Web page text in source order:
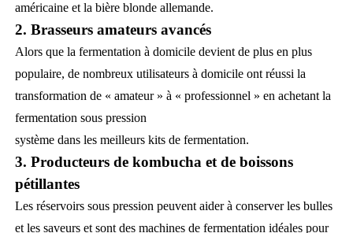
américaine et la bière blonde allemande.
2. Brasseurs amateurs avancés
Alors que la fermentation à domicile devient de plus en plus
populaire, de nombreux utilisateurs à domicile ont réussi la
transformation de « amateur » à « professionnel » en achetant la
fermentation sous pression
système dans les meilleurs kits de fermentation.
3. Producteurs de kombucha et de boissons
pétillantes
Les réservoirs sous pression peuvent aider à conserver les bulles
et les saveurs et sont des machines de fermentation idéales pour